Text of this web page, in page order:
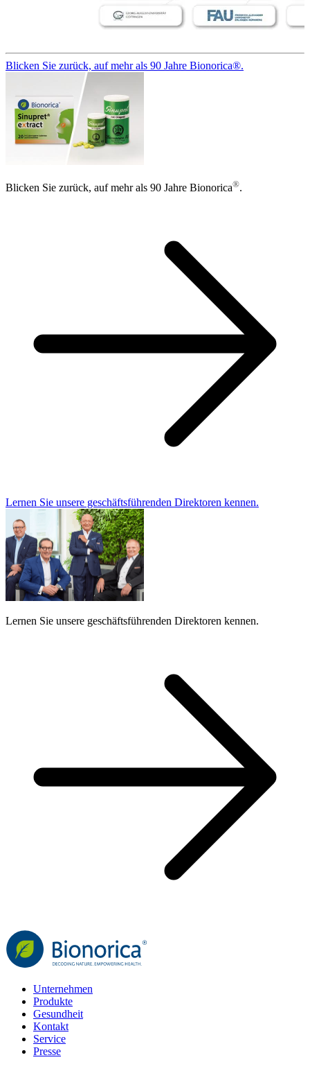
Blicken Sie zurück, auf mehr als 90 Jahre Bionorica®.
Blicken Sie zurück, auf mehr als 90 Jahre Bionorica®.
Lernen Sie unsere geschäftsführenden Direktoren kennen.
Lernen Sie unsere geschäftsführenden Direktoren kennen.
Unternehmen
Produkte
Gesundheit
Kontakt
Service
Presse